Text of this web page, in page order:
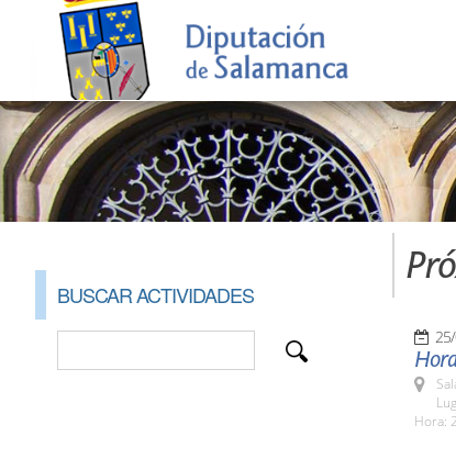
BUSCAR ACTIVIDADES
Hora: